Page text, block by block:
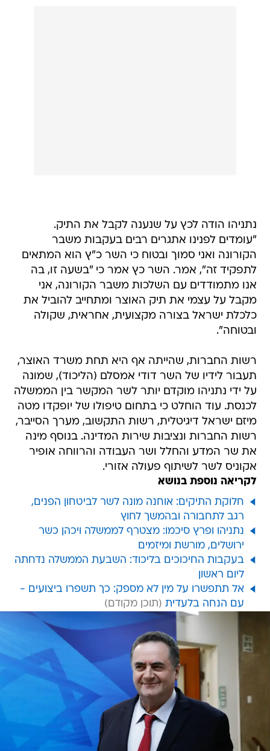
נתניהו הודה לכץ על שנענה לקבל את התיק.
"עומדים לפנינו אתגרים רבים בעקבות משבר
הקורונה ואני סמוך ובטוח כי השר כ"ץ הוא המתאים
לתפקיד זה", אמר. השר כץ אמר כי "בשעה זו, בה
אנו מתמודדים עם השלכות משבר הקורונה, אני
מקבל על עצמי את תיק האוצר ומתחייב להוביל את
כלכלת ישראל בצורה מקצועית, אחראית, שקולה
ובטוחה".
רשות החברות, שהייתה אף היא תחת משרד האוצר,
תעבור לידיו של השר דודי אמסלם (הליכוד), שמונה
על ידי נתניהו מוקדם יותר לשר המקשר בין הממשלה
לכנסת. עוד הוחלט כי בתחום טיפולו של יופקדו מטה
מיזם ישראל דיגיטלית, רשות התקשוב, מערך הסייבר,
רשות החברות ונציבות שירות המדינה. בנוסף מינה
את שר המדע והחלל ושר העבודה והרווחה אופיר
אקוניס לשר לשיתוף פעולה אזורי.
לקריאה נוספת בנושא
חלוקת התיקים: אוחנה מונה לשר לביטחון הפנים,
רגב לתחבורה ובהמשך לחוץ
נתניהו ופרץ סיכמו: מצטרף לממשלה ויכהן כשר
ירושלים, מורשת ומיזמים
בעקבות החיכוכים בליכוד: השבעת הממשלה נדחתה
ליום ראשון
אל תתפשרו על מין לא מספק: כך תשפרו ביצועים -
עם הנחה בלעדית